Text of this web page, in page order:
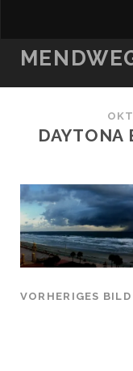
DAYTONA
VORHERIGES BILD